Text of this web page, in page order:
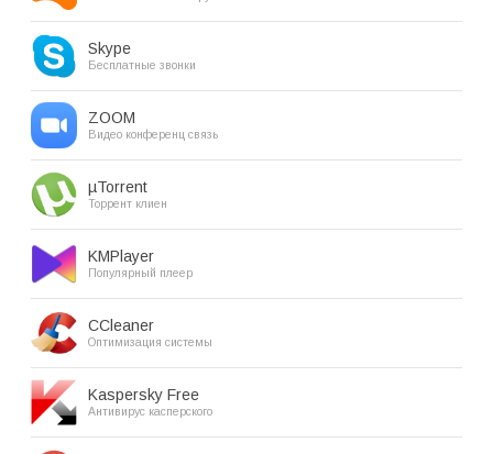
Skype
Бесплатные звонки
ZOOM
Видео конференц связь
µTorrent
Торрент клиен
KMPlayer
Популярный плеер
CCleaner
Оптимизация системы
Kaspersky Free
Антивирус касперского